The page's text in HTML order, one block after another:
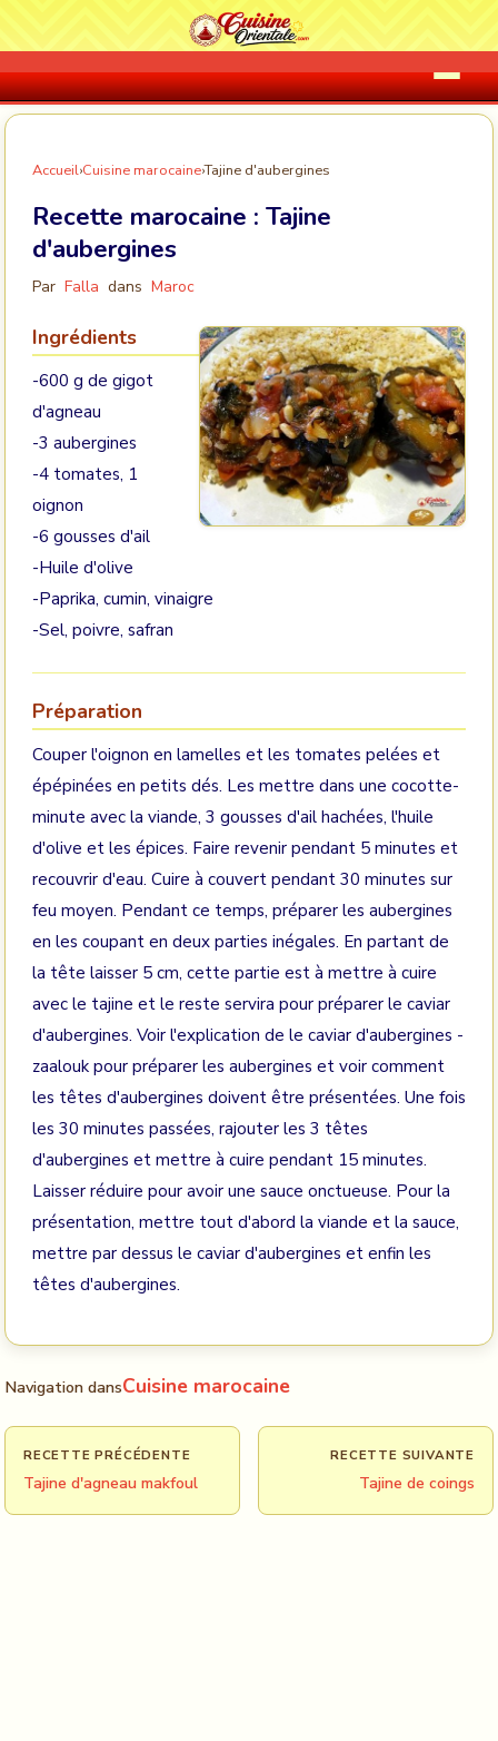
Accueil›Cuisine marocaine›Tajine d'aubergines
Recette marocaine : Tajine
d'aubergines
Par Falla dans Maroc
Ingrédients
-600 g de gigot
d'agneau
-3 aubergines
-4 tomates, 1
oignon
-6 gousses d'ail
-Huile d'olive
-Paprika, cumin, vinaigre
-Sel, poivre, safran
Préparation
Couper l'oignon en lamelles et les tomates pelées et
épépinées en petits dés. Les mettre dans une cocotte-
minute avec la viande, 3 gousses d'ail hachées, l'huile
d'olive et les épices. Faire revenir pendant 5 minutes et
recouvrir d'eau. Cuire à couvert pendant 30 minutes sur
feu moyen. Pendant ce temps, préparer les aubergines
en les coupant en deux parties inégales. En partant de
la tête laisser 5 cm, cette partie est à mettre à cuire
avec le tajine et le reste servira pour préparer le caviar
d'aubergines. Voir l'explication de le caviar d'aubergines -
zaalouk pour préparer les aubergines et voir comment
les têtes d'aubergines doivent être présentées. Une fois
les 30 minutes passées, rajouter les 3 têtes
d'aubergines et mettre à cuire pendant 15 minutes.
Laisser réduire pour avoir une sauce onctueuse. Pour la
présentation, mettre tout d'abord la viande et la sauce,
mettre par dessus le caviar d'aubergines et enfin les
têtes d'aubergines.
Navigation dansCuisine marocaine
RECETTE PRÉCÉDENTE
Tajine d'agneau makfoul
RECETTE SUIVANTE
Tajine de coings